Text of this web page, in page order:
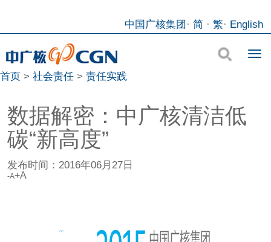
中国广核集团 · 简· 繁· English
首页 > 社会责任 > 责任实践
数据解密：中广核清洁低
碳“新高度”
发布时间： 2016年06月27日
-A+A